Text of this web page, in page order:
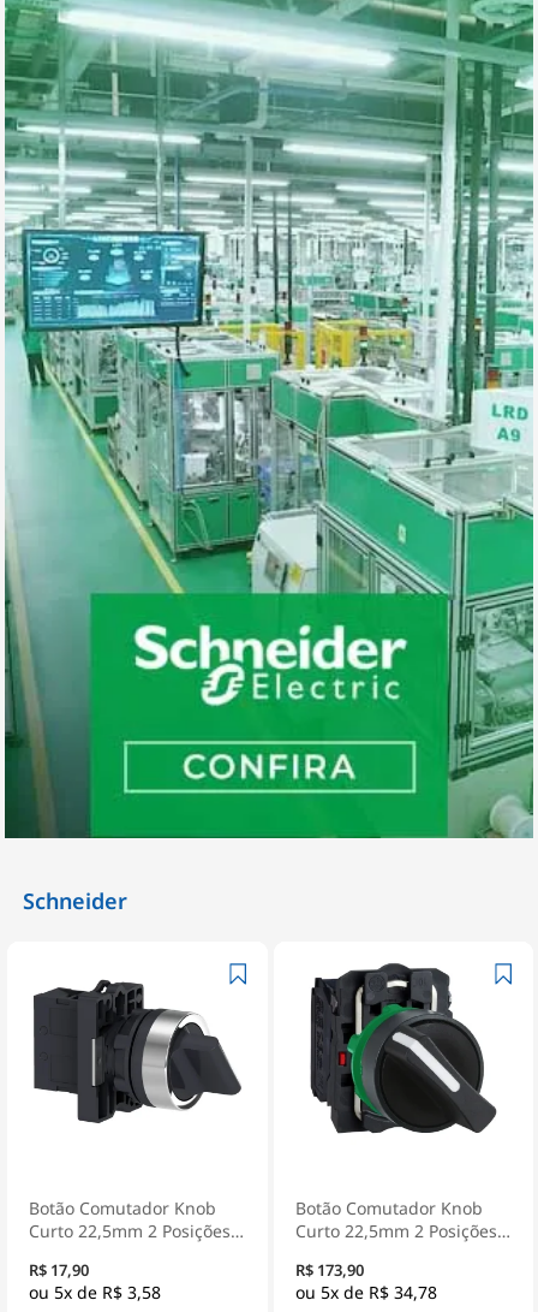
Schneider
Botão Comutador Knob
Curto 22,5mm 2 Posições
Schneider Electric
R$ 17,90
5x de R$ 3,58
Botão Comutador Knob
Curto 22,5mm 2 Posições
XB5AD25 - Schneider
Electric
R$ 173,90
5x de R$ 34,78